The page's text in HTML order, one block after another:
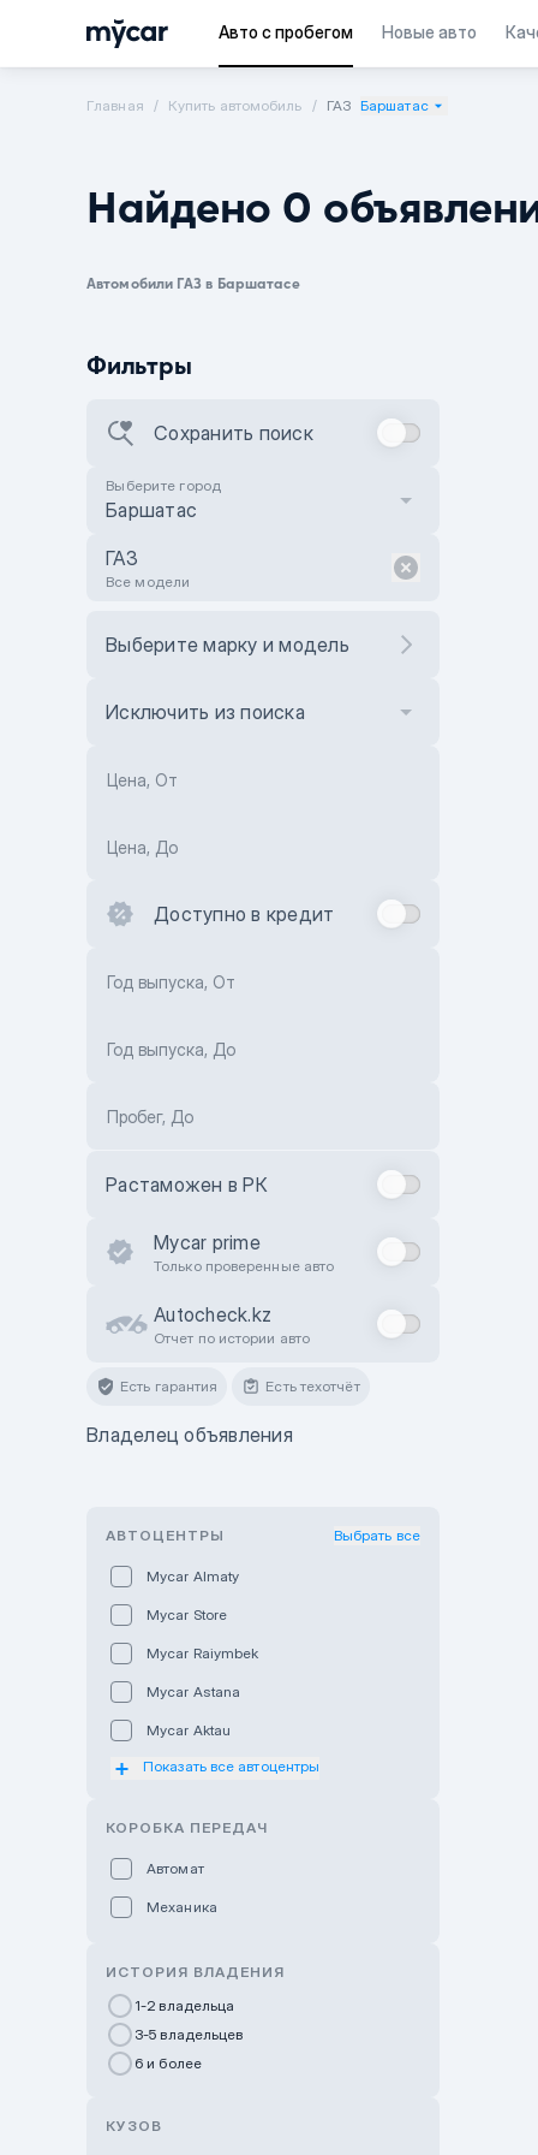
Авто с пробегом Новые авто
Главная Купить автомобиль ГАЗ Баршатас
Найдено 0
Автомобили ГАЗ в Баршатасе
Фильтры
Сохранить поиск
Выберите город
Баршатас
ГАЗ
Все модели
Выберите марку и модель
Исключить из поиска
Цена, От
Цена, До
Доступно в кредит
Год выпуска, От
Год выпуска, До
Пробег, До
Растаможен в РК
Mycar prime
Только проверенные авто
Autocheck.kz
Отчет по истории авто
Есть гарантия Есть техотчёт
Владелец объявления
АВТОЦЕНТРЫ Выбрать все
Mycar Almaty
Mycar Store
Mycar Raiymbek
Mycar Astana
Mycar Aktau
Mycar Uralsk
GWM Nurly Zhol
Chery Astana
Показать все автоцентры
КОРОБКА ПЕРЕДАЧ
Автомат
Механика
ИСТОРИЯ ВЛАДЕНИЯ
1-2 владельца
3-5 владельцев
6 и более
КУЗОВ